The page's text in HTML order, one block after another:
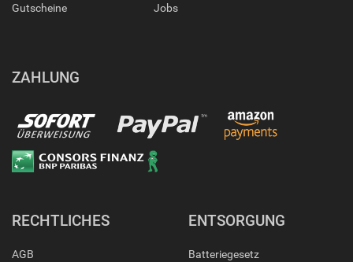
Gutscheine Jobs
ZAHLUNG
RECHTLICHES
AGB
ENTSORGUNG
Batteriegesetz